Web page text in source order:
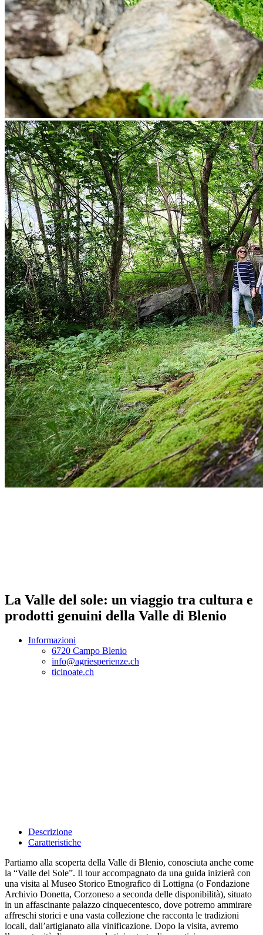
La Valle del sole: un viaggio tra cultura e
prodotti genuini della Valle di Blenio
Informazioni
6720 Campo Blenio
info@agriesperienze.ch
ticinoate.ch
Descrizione
Caratteristiche
Partiamo alla scoperta della Valle di Blenio, conosciuta anche come
la “Valle del Sole”. Il tour accompagnato da una guida inizierà con
una visita al Museo Storico Etnografico di Lottigna (o Fondazione
Archivio Donetta, Corzoneso a seconda delle disponibilità), situato
in un affascinante palazzo cinquecentesco, dove potremo ammirare
affreschi storici e una vasta collezione che racconta le tradizioni
locali, dall’artigianato alla vinificazione. Dopo la visita, avremo